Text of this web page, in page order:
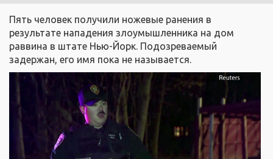
Пять человек получили ножевые ранения в
результате нападения злоумышленника на дом
раввина в штате Нью-Йорк. Подозреваемый
задержан, его имя пока не называется.